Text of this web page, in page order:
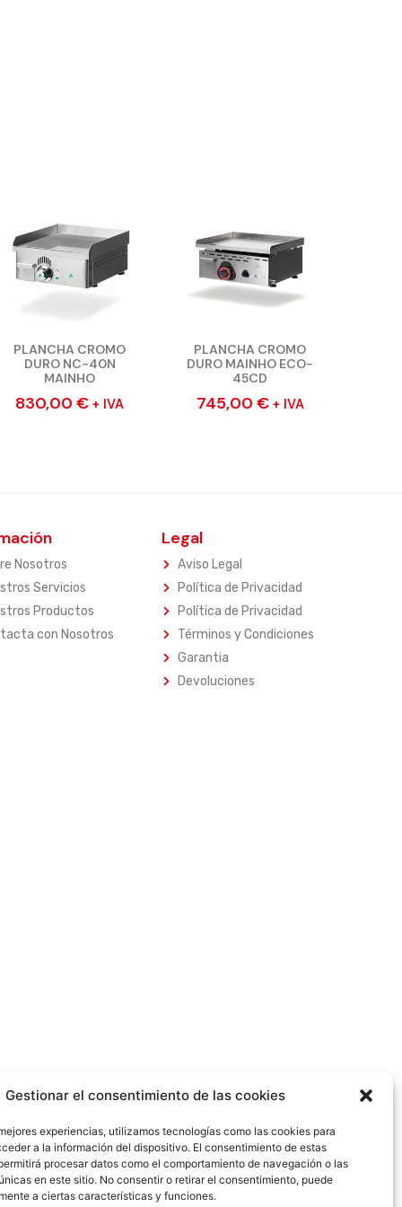
Gestionar el consentimiento de las cookies
experiencias, utilizamos tecnologías como las cookies para
a la información del dispositivo. El consentimiento de estas
procesar datos como el comportamiento de navegación o las
en este sitio. No consentir o retirar el consentimiento, puede
a ciertas características y funciones.
PLANCHA CROMO
DURO NC-40N
MAINHO
830,00€ + IVA
PLANCHA CROMO
DURO MAINHO ECO-
45CD
745,00 € + IVA
Nosotros
Servicios
Productos
con Nosotros
Legal
Aviso Legal
Política de Privacidad
Política de Privacidad
Términos y Condiciones
Garantia
Devoluciones